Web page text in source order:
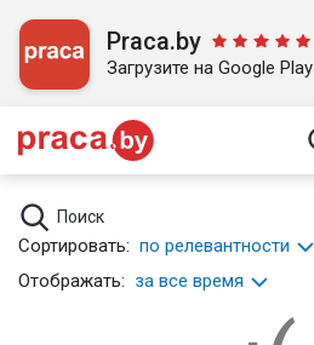
Praca.by
Загрузите на Google Play
Поиск
Сортировать: по релевантности
Отображать: за все время